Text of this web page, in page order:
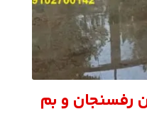
رفسنجان و بم